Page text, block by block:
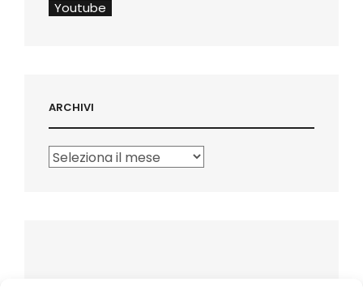
Youtube
ARCHIVI
Archivi